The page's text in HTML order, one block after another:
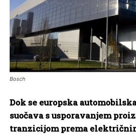
Bosch
Dok se europska
suočava s usporavanjem
tranzicijom prema